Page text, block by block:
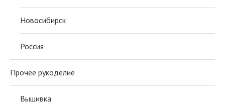
Новосибирск
Россия
Прочее рукоделие
Вышивка